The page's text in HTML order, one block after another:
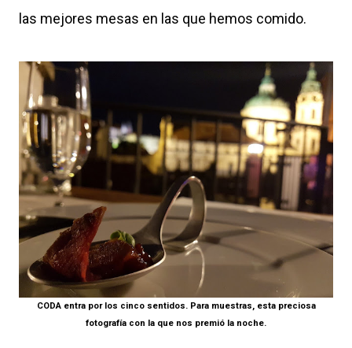
las mejores mesas en las que hemos comido.
CODA entra por los cinco sentidos. Para muestras, esta preciosa
fotografía con la que nos premió la noche.